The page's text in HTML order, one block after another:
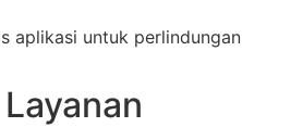
aplikasi untuk perlindungan